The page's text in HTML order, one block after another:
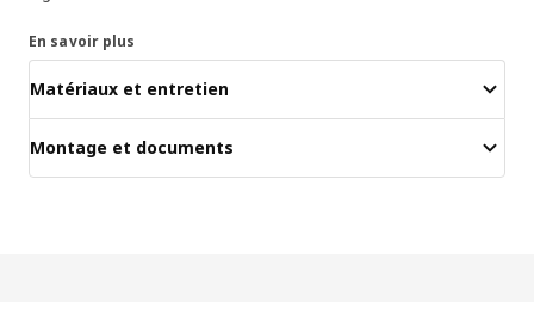
En savoir plus
Matériaux et entretien
Montage et documents